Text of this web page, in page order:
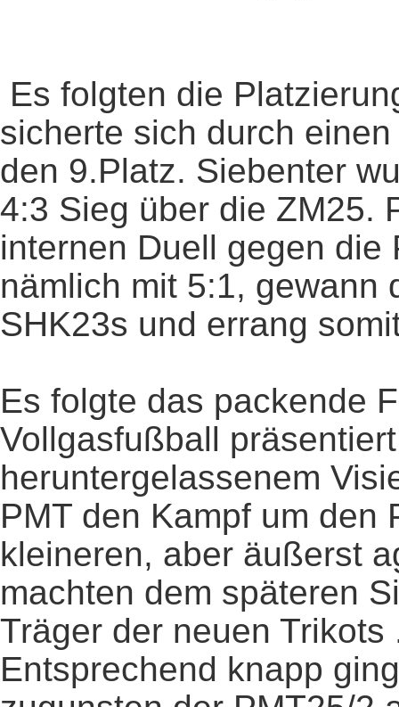
Es folgten die
sicherte sich durch
den 9.Platz. Siebenter
4:3 Sieg über die ZM25.
internen Duell gegen die
nämlich mit 5:1, gewann
SHK23s und errang
Es folgte das packende
Vollgasfußball
heruntergelassenem
PMT den Kampf um den
kleineren, aber äußerst
machten dem späteren
Träger der neuen
Entsprechend knapp